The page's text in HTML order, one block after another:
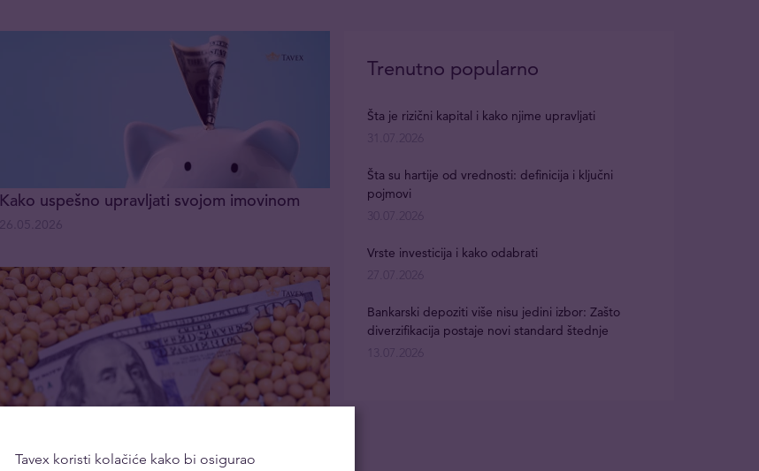
Kako uspešno upravljati svojom imovinom
ugovorima
Trenutno popularno
Šta je rizični kapital i kako njime upravljati
31.07.2026
Šta su hartije od vrednosti: definicija i ključni
pojmovi
30.07.2026
Vrste investicija i kako odabrati
27.07.2026
Bankarski depoziti više nisu jedini izbor: Zašto
diverzifikacija postaje novi standard štednje
13.07.2026
Tavex koristi kolačiće kako bi osigurao